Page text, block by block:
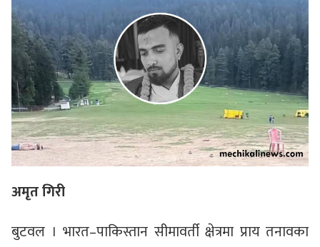
अमृत गिरी
बुटवल । भारत–पाकिस्तान सीमावर्ती क्षेत्रमा प्राय तनावका